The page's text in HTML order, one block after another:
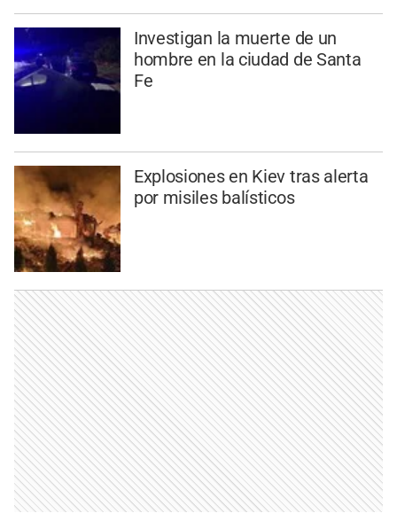
Investigan la muerte de un
hombre en la ciudad de Santa
Fe
Explosiones en Kiev tras alerta
por misiles balísticos